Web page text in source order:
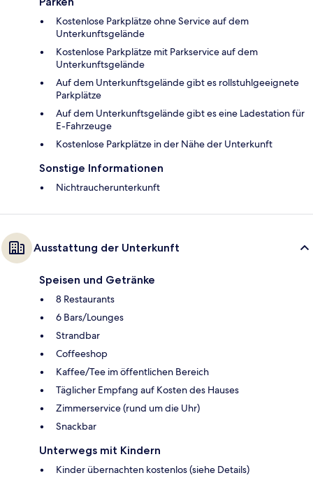
Kostenlose Parkplätze ohne Service auf dem
Unterkunftsgelände
Kostenlose Parkplätze mit Parkservice auf dem
Unterkunftsgelände
Auf dem Unterkunftsgelände gibt es rollstuhlgeeignete
Parkplätze
Auf dem Unterkunftsgelände gibt es eine Ladestation für
E-Fahrzeuge
Kostenlose Parkplätze in der Nähe der Unterkunft
Sonstige Informationen
Nichtraucherunterkunft
Ausstattung der Unterkunft
Speisen und Getränke
8 Restaurants
6 Bars/Lounges
Strandbar
Coffeeshop
Kaffee/Tee im öffentlichen Bereich
Täglicher Empfang auf Kosten des Hauses
Zimmerservice (rund um die Uhr)
Snackbar
Unterwegs mit Kindern
Kinder übernachten kostenlos (siehe Details)